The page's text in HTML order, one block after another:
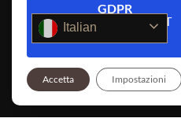
Italian
GDPR
COMPLIANT
Accetta Impostazioni